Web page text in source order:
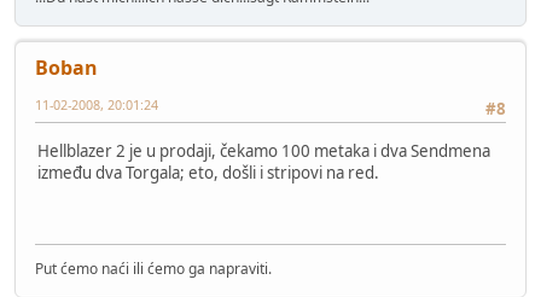
Boban
#8
11-02-2008, 20:01:24
Hellblazer 2 je u prodaji, čekamo 100 metaka i dva Sendmena
između dva Torgala; eto, došli i stripovi na red.
Put ćemo naći ili ćemo ga napraviti.